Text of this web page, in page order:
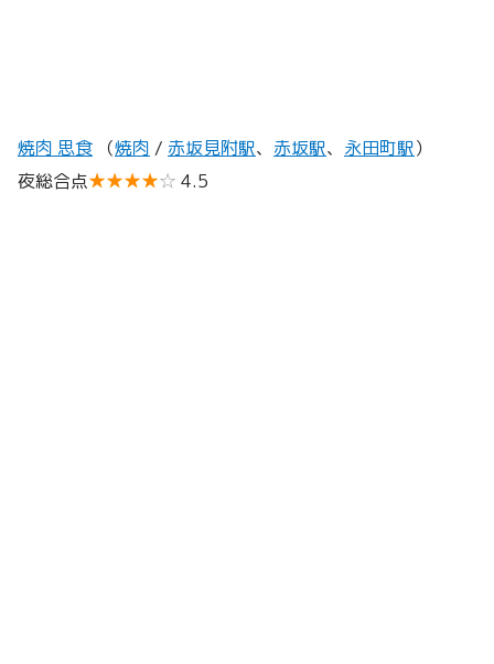
焼肉 思食 （焼肉 / 赤坂見附駅、 赤坂駅、 永田町駅）
夜総合点★★★★☆ 4.5